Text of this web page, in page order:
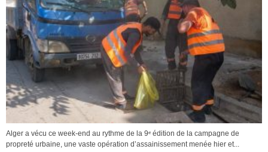
Alger a vécu ce week-end au rythme de la 9ᵉ édition de la campagne de
propreté urbaine, une vaste opération d’assainissement menée hier et...